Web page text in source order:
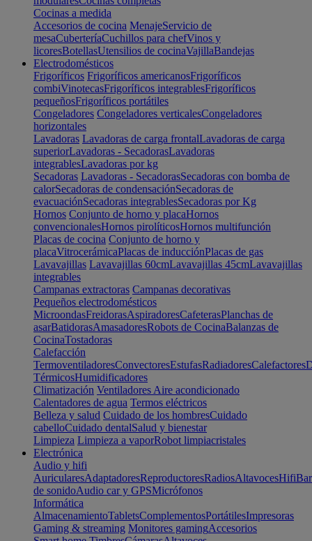
Cocinas a medida
Accesorios de cocina MenajeServicio de
mesaCuberteríaCuchillos para chefVinos y
licoresBotellasUtensilios de cocinaVajillaBandejas
Electrodomésticos
Frigoríficos Frigoríficos americanosFrigoríficos
combiVinotecasFrigoríficos integrablesFrigoríficos
pequeñosFrigoríficos portátiles
Congeladores Congeladores verticalesCongeladores
horizontales
Lavadoras Lavadoras de carga frontalLavadoras de carga
superiorLavadoras - SecadorasLavadoras
integrablesLavadoras por kg
Secadoras Lavadoras - SecadorasSecadoras con bomba de
calorSecadoras de condensaciónSecadoras de
evacuaciónSecadoras integrablesSecadoras por Kg
Hornos Conjunto de horno y placaHornos
convencionalesHornos pirolíticosHornos multifunción
Placas de cocina Conjunto de horno y
placaVitrocerámicaPlacas de inducciónPlacas de gas
Lavavajillas Lavavajillas 60cmLavavajillas 45cmLavavajillas
integrables
Campanas extractoras Campanas decorativas
Pequeños electrodomésticos
MicroondasFreidorasAspiradoresCafeterasPlanchas de
asarBatidorasAmasadoresRobots de CocinaBalanzas de
CocinaTostadoras
Calefacción
TermoventiladoresConvectoresEstufasRadiadoresCalefactores
TérmicosHumidificadores
Climatización Ventiladores Aire acondicionado
Calentadores de agua Termos eléctricos
Belleza y salud Cuidado de los hombresCuidado
cabelloCuidado dentalSalud y bienestar
Limpieza Limpieza a vaporRobot limpiacristales
Electrónica
Audio y hifi
AuricularesAdaptadoresReproductoresRadiosAltavocesHifi
de sonidoAudio car y GPSMicrófonos
Informática
AlmacenamientoTabletsComplementosPortátilesImpresoras
Gaming & streaming Monitores gamingAccesorios